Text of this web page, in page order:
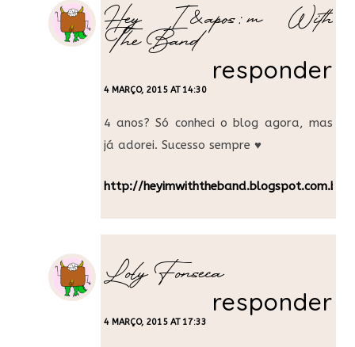
Hey I&apos;m With
The Band
4 MARÇO, 2015 AT 14:30
responder
4 anos? Só conheci o blog agora, mas
já adorei. Sucesso sempre ♥
http://heyimwiththeband.blogspot.com.br/
Loly Fonseca
4 MARÇO, 2015 AT 17:33
responder